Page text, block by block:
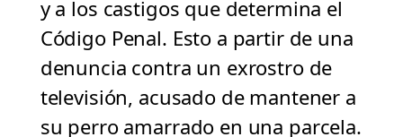
y a los castigos que determina el
Código Penal. Esto a partir de una
denuncia contra un exrostro de
televisión, acusado de mantener a
su perro amarrado en una parcela.